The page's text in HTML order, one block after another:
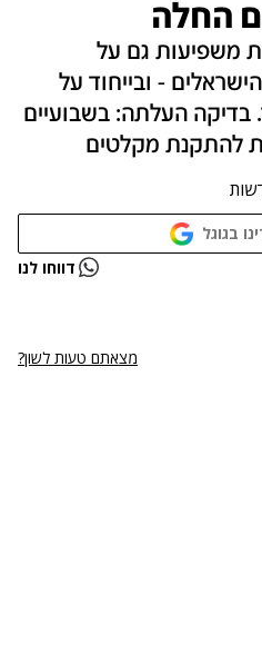
החלה
משפיעות גם על
- ובייחוד על
העלתה: בשבועיים
להתקנת מקלטים
בגוגל
בבעיה דווחו לנו
מצאתם טעות לשון?